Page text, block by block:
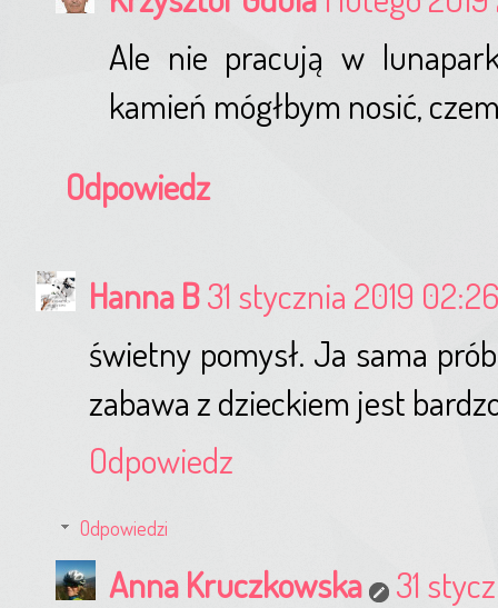
Ale nie pracują w
kamień mógłbym nosić,
Odpowiedz
Hanna B31 stycznia 2019 02:26
świetny pomysł. Ja sama
zabawa z dzieckiem jest
Odpowiedz
Odpowiedzi
Anna Kruczkowska
31